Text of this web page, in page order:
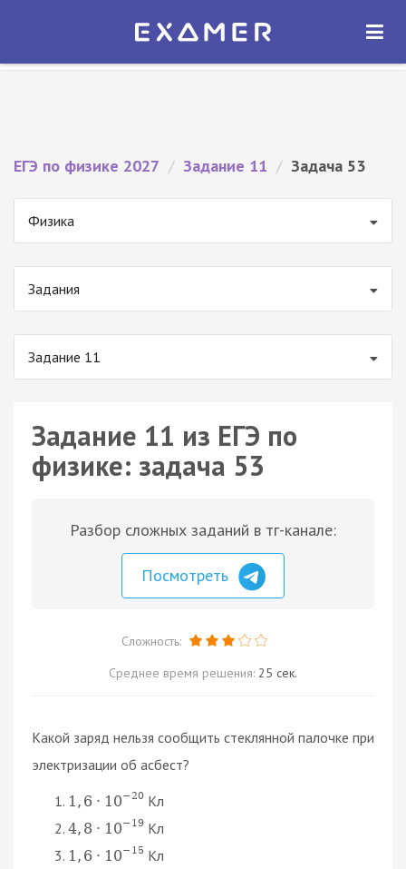
Экзамер — ЕГЭ 2027
ОТКРЫТЬ
ЕГЭ по физике 2027 / Задание 11 / Задача 53
Физика
Задания
Задание 11
Задание 11 из ЕГЭ по
физике: задача 53
Разбор сложных заданий в тг-канале:
Посмотреть
Сложность:
Среднее время решения: 25 сек.
Какой заряд нельзя сообщить стеклянной палочке при
электризации об асбест?
1 , 6 ⋅ 10−20Кл
4, 8 ⋅ 10− 19Кл
1 , 6 ⋅ 10− 15 Кл